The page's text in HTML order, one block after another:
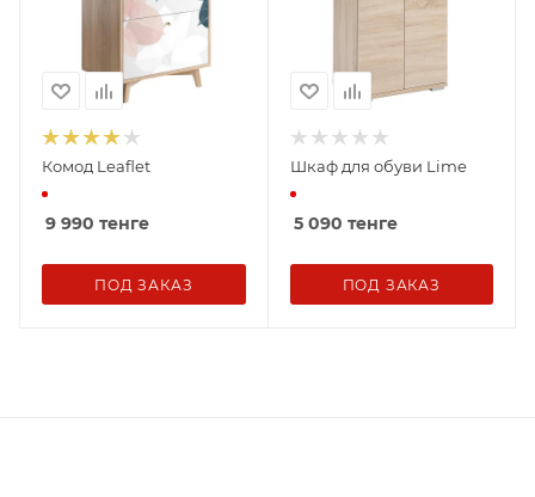
Комод Leaflet
9 990 тенге
ПОД ЗАКАЗ
Шкаф для обуви Lime
5 090 тенге
ПОД ЗАКАЗ